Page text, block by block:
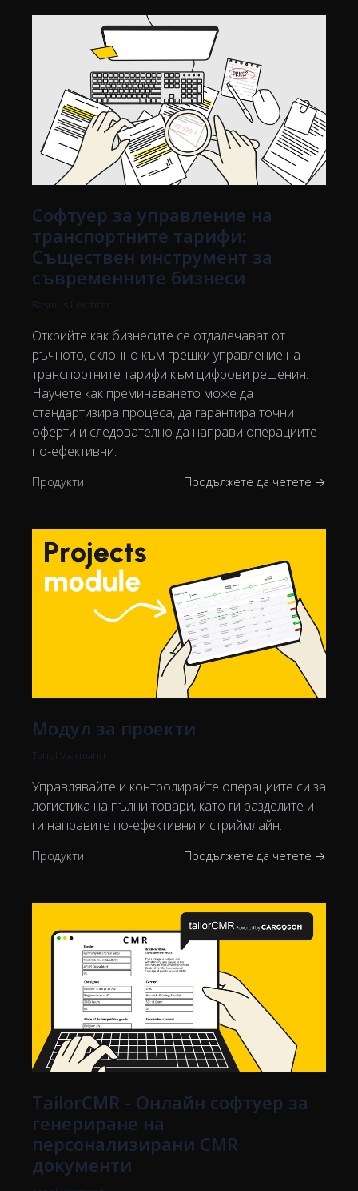
Софтуер за управление на
транспортните тарифи:
Съществен инструмент за
съвременните бизнеси
Rasmus Leichter
Открийте как бизнесите се отдалечават от
ръчното, склонно към грешки управление на
транспортните тарифи към цифрови решения.
Научете как преминаването може да
стандартизира процеса, да гарантира точни
оферти и следователно да направи операциите
по-ефективни.
Продукти Продължете да четете →
Модул за проекти
Tanel Vaarmann
Управлявайте и контролирайте операциите си за
логистика на пълни товари, като ги разделите и
ги направите по-ефективни и стриймлайн.
Продукти Продължете да четете →
TailorCMR - Онлайн софтуер за
генериране на
персонализирани CMR
документи